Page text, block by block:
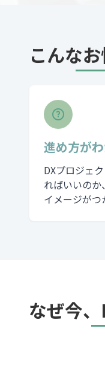
こんな
進め方が
DXプロジェ
ればいいの
イメージがつ
なぜ今